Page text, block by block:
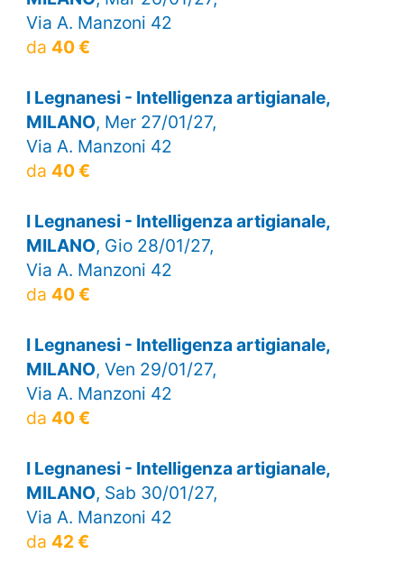
Via A. Manzoni 42
da 40 €
I Legnanesi - Intelligenza artigianale,
MILANO, Mer 27/01/27,
Via A. Manzoni 42
da 40 €
I Legnanesi - Intelligenza artigianale,
MILANO, Gio 28/01/27,
Via A. Manzoni 42
da 40 €
I Legnanesi - Intelligenza artigianale,
MILANO, Ven 29/01/27,
Via A. Manzoni 42
da 40 €
I Legnanesi - Intelligenza artigianale,
MILANO, Sab 30/01/27,
Via A. Manzoni 42
da 42 €